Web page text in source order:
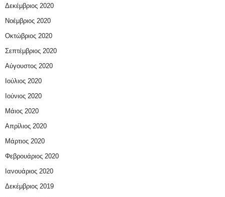
Δεκέμβριος 2020
Νοέμβριος 2020
Οκτώβριος 2020
Σεπτέμβριος 2020
Αύγουστος 2020
Ιούλιος 2020
Ιούνιος 2020
Μάιος 2020
Απρίλιος 2020
Μάρτιος 2020
Φεβρουάριος 2020
Ιανουάριος 2020
Δεκέμβριος 2019